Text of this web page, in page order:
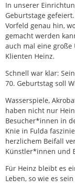
In unserer
Geburtstage
Vorfeld genau hin,
gemacht werden
auch mal eine große
Klienten Heinz.
Schnell war klar:
70. Geburtstag soll
Wasserspiele,
haben nicht nur
Besucher*innen in
Knie in Fulda
herzlichem Beifall
Künstler*innen und
Für Heinz bleibt es
Leben, so wie es